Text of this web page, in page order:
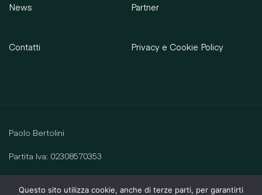
News Partner
Contatti Privacy e Cookie Policy
Paolo Bertolini
Partita Iva: 02308570353
Questo sito utilizza cookie, anche di terze parti, per garantirti